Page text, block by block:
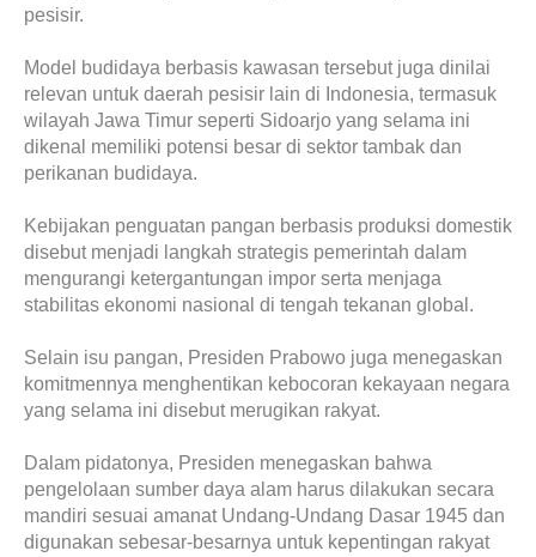
pesisir.
Model budidaya berbasis kawasan tersebut juga dinilai
relevan untuk daerah pesisir lain di Indonesia, termasuk
wilayah Jawa Timur seperti Sidoarjo yang selama ini
dikenal memiliki potensi besar di sektor tambak dan
perikanan budidaya.
Kebijakan penguatan pangan berbasis produksi domestik
disebut menjadi langkah strategis pemerintah dalam
mengurangi ketergantungan impor serta menjaga
stabilitas ekonomi nasional di tengah tekanan global.
Selain isu pangan, Presiden Prabowo juga menegaskan
komitmennya menghentikan kebocoran kekayaan negara
yang selama ini disebut merugikan rakyat.
Dalam pidatonya, Presiden menegaskan bahwa
pengelolaan sumber daya alam harus dilakukan secara
mandiri sesuai amanat Undang-Undang Dasar 1945 dan
digunakan sebesar-besarnya untuk kepentingan rakyat